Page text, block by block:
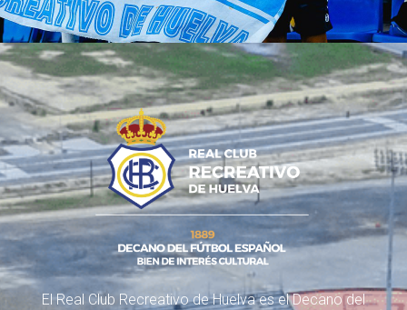
El Real Club Recreativo de Huelva es el Decano del